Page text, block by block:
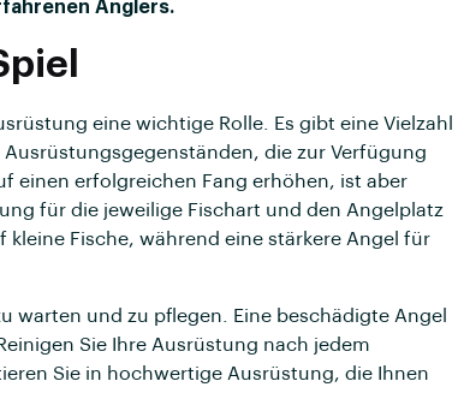
Anglers.
eine wichtige Rolle. Es gibt eine Vielzahl
die zur Verfügung
einen erfolgreichen Fang erhöhen, ist aber
für die jeweilige Fischart und den Angelplatz
Fische, während eine stärkere Angel für
warten und zu pflegen. Eine beschädigte Angel
Sie Ihre Ausrüstung nach jedem
Sie in hochwertige Ausrüstung, die Ihnen